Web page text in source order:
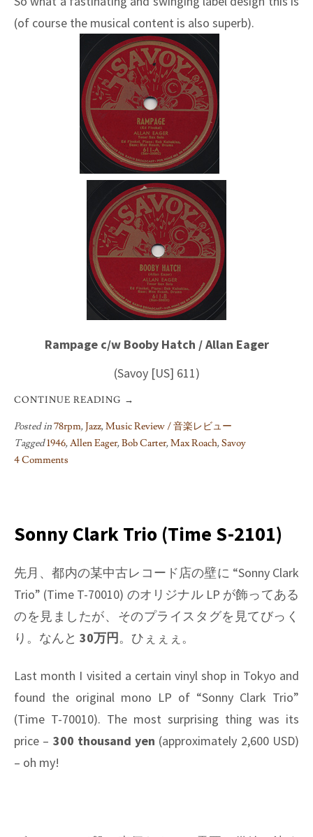
(of course the musical content is also superb).
Rampage c/w Booby Hatch / Allan Eager
(Savoy [US] 611)
CONTINUE READING →
Posted in78rpm,Jazz,Music Review / 音楽レビュー
Tagged1946,Allen Eager,Bob Carter,Max Roach,Savoy
4 Comments
Allan
Eager
Sonny Clark Trio (Time S-2101)
先月、都内の某中古レコード店の壁に “Sonny Clark
Trio” (Time T-70010) のオリジナル LP が飾ってある
のを見ましたが、そのプライスタグを見てびっく
り。なんと 30万円。ひぇぇぇ。
Last month I visited a certain vinyl shop in Tokyo and
found the original mono LP of “Sonny Clark Trio”
(Time T-70010). The most surprising thing was its
price – 300 thousand yen (approximately 2,600 USD)
– oh my!